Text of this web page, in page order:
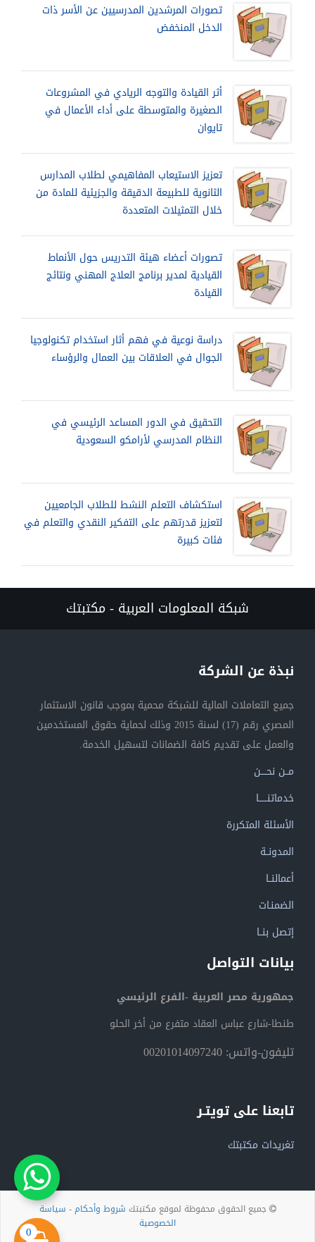
تصورات المرشدين المدرسيين عن الأسر ذات
الدخل المنخفض
أثر القيادة والتوجه الريادي في المشروعات
الصغيرة والمتوسطة على أداء الأعمال في
تايوان
تعزيز الاستيعاب المفاهيمي لطلاب المدارس
الثانوية للطبيعة الدقيقة والجزيئية للمادة من
خلال التمثيلات المتعددة
تصورات أعضاء هيئة التدريس حول الأنماط
القيادية لمدير برنامج العلاج المهني ونتائج
القيادة
دراسة نوعية في فهم أثار استخدام تكنولوجيا
الجوال في العلاقات بين العمال والرؤساء
التحقيق في الدور المساعد الرئيسي في
النظام المدرسي لأرامكو السعودية
استكشاف التعلم النشط للطلاب الجامعيين
لتعزيز قدرتهم على التفكير النقدي والتعلم في
فئات كبيرة
0
شبكة المعلومات العربية - مكتبتك
نبذة عن الشركة
جميع التعاملات المالية للشبكة محمية بموجب قانون الاستثمار
المصري رقم (17) لسنة 2015 وذلك لحماية حقوق المستخدمين
والعمل على تقديم كافة الضمانات لتسهيل الخدمة.
مــن نحــــن
خدماتنــــــا
الأسئلة المتكررة
المدونــة
أعمالنــا
الضمنـات
إتصل بنــا
بيانات التواصل
جمهورية مصر العربية -الفرع الرئيسي
طنطا-شارع عباس العقاد متفرع من أخر الحلو
تليفون-واتس: 00201014097240
تابعنا على تويتـر
تغريدات مكتبتك
جميع الحقوق محفوظة لموقع مكتبتك شروط وأحكام- سياسة
الخصوصية